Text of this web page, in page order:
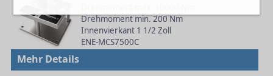
Drehmoment min. 200 Nm
Innenvierkant 1 1/2 Zoll
ENE-MCS7500C
Mehr Details